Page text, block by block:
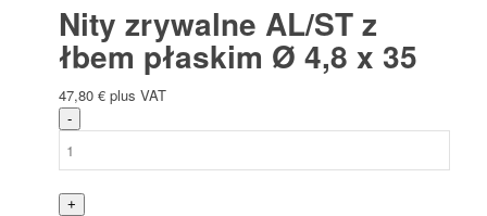
Nity zrywalne AL/ST z
łbem płaskim Ø 4,8 x 35
47,80 € plus VAT